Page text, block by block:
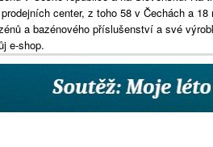
center, z toho 58 v Čechách a
a bazénového příslušenství a své
e-shop.